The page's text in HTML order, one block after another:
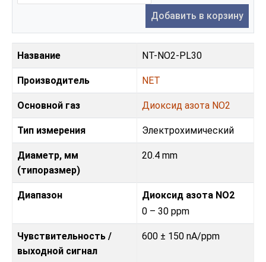
Добавить в корзину
Название NT-NO2-PL30
Производитель NET
Основной газ Диоксид азота NO2
Тип измерения Электрохимический
Диаметр, мм
(типоразмер)
20.4 mm
Диапазон
Диоксид азота NO2
0 – 30 ppm
Чувствительность /
выходной сигнал
600 ± 150 nA/ppm